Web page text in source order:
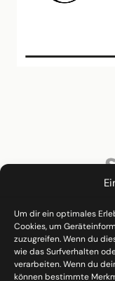
Um dir ein optimales
Cookies, um
zuzugreifen. Wenn du
wie das Surfverhalten
verarbeiten. Wenn du
können bestimmte